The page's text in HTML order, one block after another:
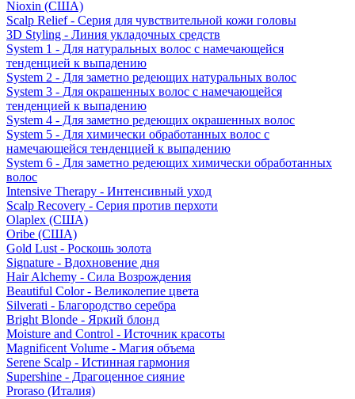
Nioxin (США)
Scalp Relief - Серия для чувствительной кожи головы
3D Styling - Линия укладочных средств
System 1 - Для натуральных волос с намечающейся
тенденцией к выпадению
System 2 - Для заметно редеющих натуральных волос
System 3 - Для окрашенных волос с намечающейся
тенденцией к выпадению
System 4 - Для заметно редеющих окрашенных волос
System 5 - Для химически обработанных волос с
намечающейся тенденцией к выпадению
System 6 - Для заметно редеющих химически обработанных
волос
Intensive Therapy - Интенсивный уход
Scalp Recovery - Серия против перхоти
Olaplex (США)
Oribe (США)
Gold Lust - Роскошь золота
Signature - Вдохновение дня
Hair Alchemy - Сила Возрождения
Beautiful Color - Великолепие цвета
Silverati - Благородство серебра
Bright Blonde - Яркий блонд
Moisture and Control - Источник красоты
Magnificent Volume - Магия объема
Serene Scalp - Истинная гармония
Supershine - Драгоценное сияние
Proraso (Италия)